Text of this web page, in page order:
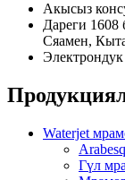
Акысыз
Дареги 1608
Сяамен,
Электрондук
Waterjet
Гүл